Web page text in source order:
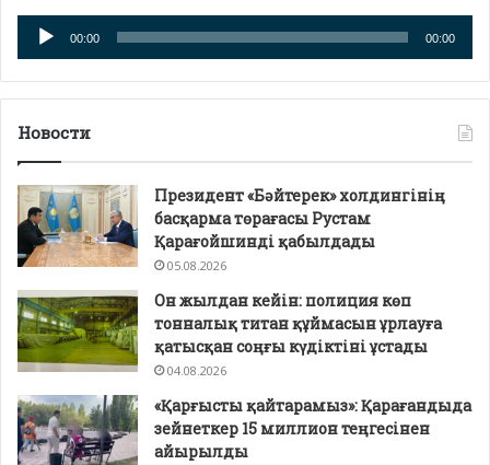
Аудио
плейер
00:00 00:00
Новости
Президент «Бәйтерек» холдингінің
басқарма төрағасы Рустам
Қарағойшинді қабылдады
05.08.2026
Он жылдан кейін: полиция көп
тонналық титан құймасын ұрлауға
қатысқан соңғы күдіктіні ұстады
04.08.2026
«Қарғысты қайтарамыз»: Қарағандыда
зейнеткер 15 миллион теңгесінен
айырылды